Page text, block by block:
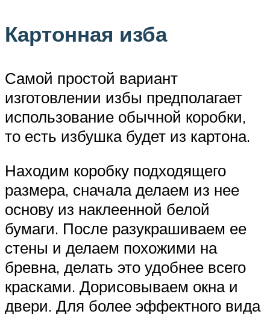
Картонная изба
Самой простой вариант
изготовлении избы предполагает
использование обычной коробки,
то есть избушка будет из картона.
Находим коробку подходящего
размера, сначала делаем из нее
основу из наклеенной белой
бумаги. После разукрашиваем ее
стены и делаем похожими на
бревна, делать это удобнее всего
красками. Дорисовываем окна и
двери. Для более эффектного вида